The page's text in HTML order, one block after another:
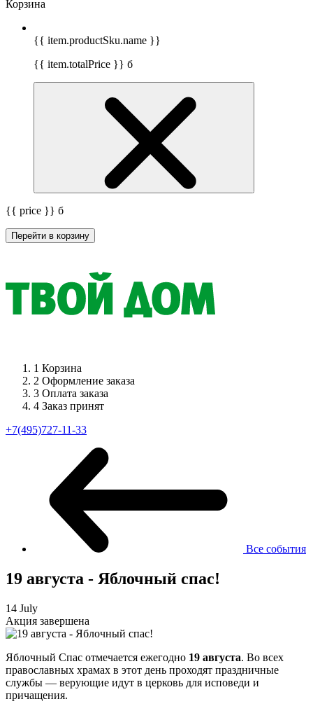
Корзина
{{ item.productSku.name }}
{{ item.totalPrice }} б
{{ price }} б
Перейти в корзину
1 Корзина
2 Оформление заказа
3 Оплата заказа
4 Заказ принят
+7(495)727-11-33
Все события
19 августа - Яблочный спас!
14 July
Акция завершена
Яблочный Спас отмечается ежегодно 19 августа. Во всех
православных храмах в этот день проходят праздничные
службы — верующие идут в церковь для исповеди и
причащения.